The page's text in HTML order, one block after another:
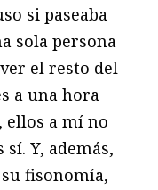
si paseaba
sola persona
el resto del
a una hora
ellos a mí no
Y, además,
fisonomía,